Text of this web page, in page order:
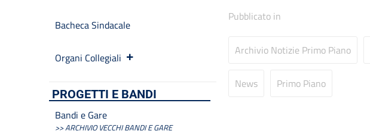
Pubblicato in
Archivio Notizie Primo Piano
News Primo Piano
Bacheca Sindacale
Organi Collegiali
PROGETTI E BANDI
Bandi e Gare
>> ARCHIVIO VECCHI BANDI E GARE